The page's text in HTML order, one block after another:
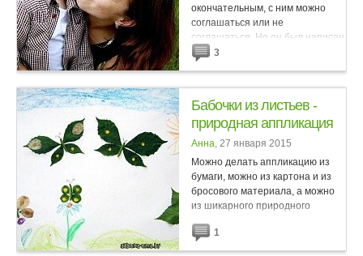
окончательным, с ним можно
соглашаться или не
соглашаться. Но он был написан
для того, чтобы вдохновить
3
Бабочки из листьев -
природная аппликация
Анна, 27 января 2015
Можно делать аппликацию из
бумаги, можно из картона и из
бросового материала, а можно
из шикарного природного
семян...Такой вид творчества
учит малышей видеть в обычном
1